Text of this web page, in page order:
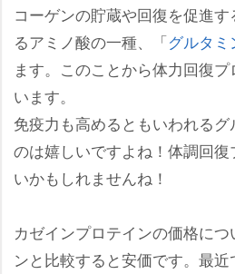
コーゲンの貯蔵や回復を促進
るアミノ酸の一種、「グルタミ
ます。このことから体力回復
います。
免疫力も高めるともいわれる
のは嬉しいですよね！体調回
いかもしれませんね！
カゼインプロテインの価格に
ンと比較すると安価です。最